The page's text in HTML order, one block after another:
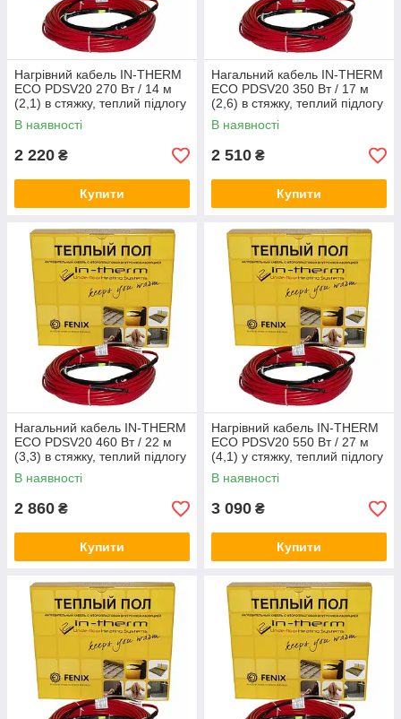
Нагрівний кабель IN-THERM
ECO PDSV20 270 Вт / 14 м
(2,1) в стяжку, теплий підлогу
електричний Ін терм
В наявності
2 220 ₴
Купити
Нагальний кабель IN-THERM
ECO PDSV20 350 Вт / 17 м
(2,6) в стяжку, теплий підлогу
електричний Ін терм
В наявності
2 510 ₴
Купити
Нагальний кабель IN-THERM
ECO PDSV20 460 Вт / 22 м
(3,3) в стяжку, теплий підлогу
електричний Ін терм
В наявності
2 860 ₴
Купити
Нагрівний кабель IN-THERM
ECO PDSV20 550 Вт / 27 м
(4,1) у стяжку, теплий підлогу
електричний Ін терм
В наявності
3 090 ₴
Купити